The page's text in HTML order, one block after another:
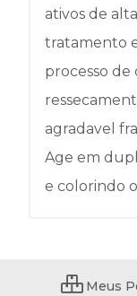
ativos de
tratamento
processo de
agradavel
Age em
e colorindo
Meus